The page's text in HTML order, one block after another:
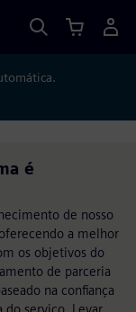
é
de nosso
a melhor
os objetivos do
de parceria
na confiança
serviço. Levar